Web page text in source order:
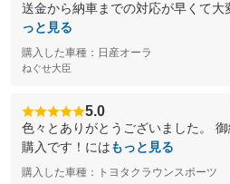
送金から納車までの対応が早くて大
っと見る
購入した車種：日産オーラ
ねぐせ大臣
5.0
色々とありがとうございました。
購入です！にはもっと見る
購入した車種：トヨタクラウンスポーツ